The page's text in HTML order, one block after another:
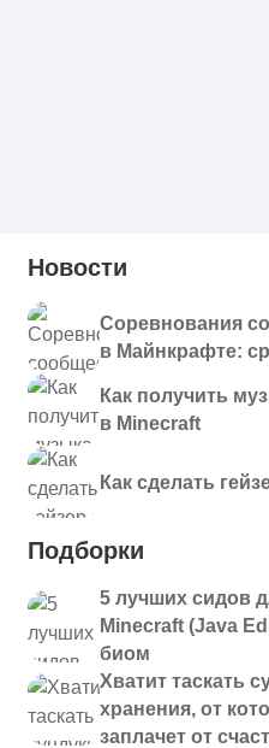
Новости
Соревнования
в Майнкрафте:
Как получить
в Minecraft
Как сделать
Подборки
5 лучших сидов
Minecraft (Java
биом
Хватит таскать
хранения, от
заплачет от